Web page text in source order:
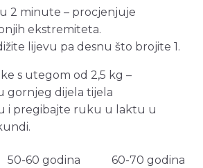
2 minute – procjenjuje
ekstremiteta.
lijevu pa desnu što brojite 1.
s utegom od 2,5 kg –
gornjeg dijela tijela
i pregibajte ruku u laktu u
50-60 godina
60-70 godina